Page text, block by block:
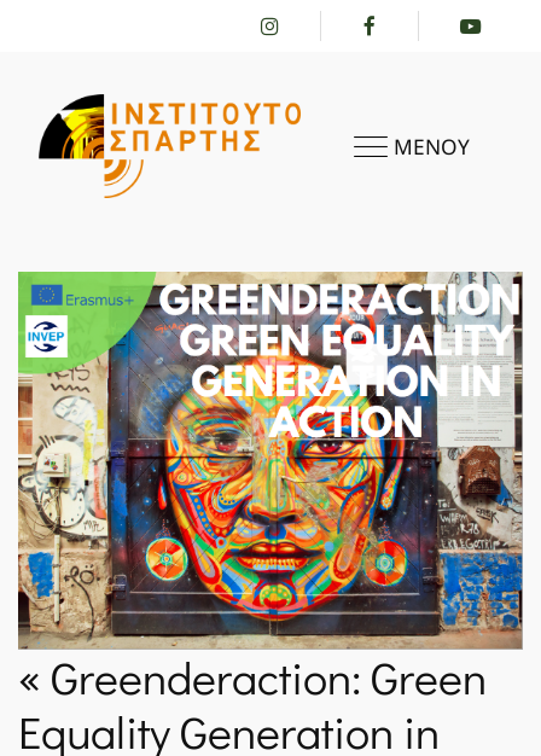
ΜΕΝΟΥ
ΑΡΧΙΚΗ
ΤΟ ΙΝΣΤΙΤΟΎΤΟ
ΔΡΑΣΤΗΡΙΌΤΗΤΕΣ
ΝΈΑ
SPARTANET
« Greenderaction: Green
Equality Generation in